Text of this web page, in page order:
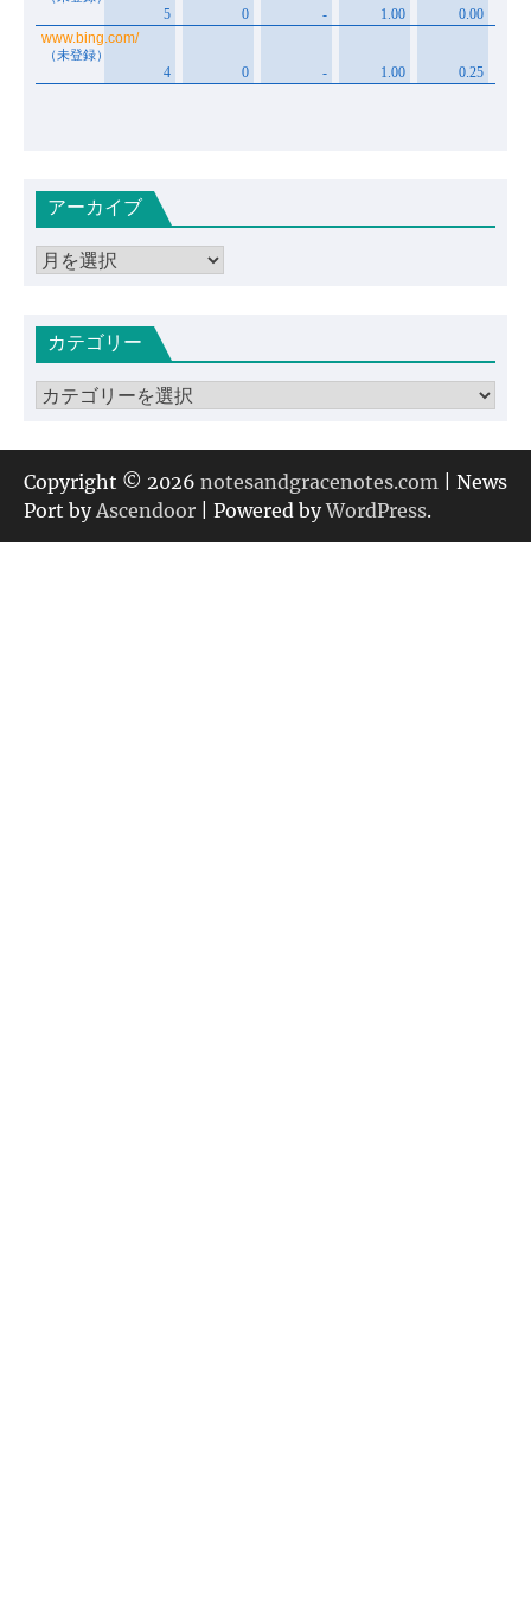
アーカイブ
ア
イカテゴリー
カ
ゴ
リ
ー
Copyright © 2026 notesandgracenotes.com | News
Port by Ascendoor | Powered byWordPress.